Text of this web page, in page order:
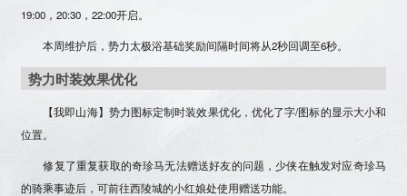
19:00，20:30，22:00开启。
本周维护后，势力太极浴基础奖励间隔时间将从2秒回调至6秒。
势力时装效果优化
【我即山海】势力图标定制时装效果优化，优化了字/图标的显示大小和
位置。
修复了重复获取的奇珍马无法赠送好友的问题，少侠在触发对应奇珍马
的骑乘事迹后，可前往西陵城的小红娘处使用赠送功能。